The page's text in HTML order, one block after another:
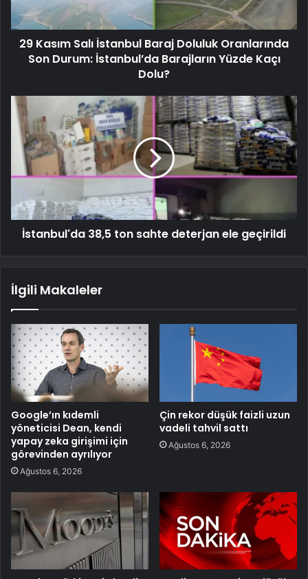
29 Kasım Salı İstanbul Baraj Doluluk Oranlarında
Son Durum: İstanbul’da Barajların Yüzde Kaçı
Dolu?
İstanbul'da 38,5 ton sahte deterjan ele geçirildi
İlgili Makaleler
Google’ın kıdemli
yöneticisi Dean, kendi
yapay zeka girişimi için
görevinden ayrılıyor
Ağustos 6, 2026
Çin rekor düşük faizli uzun
vadeli tahvil sattı
Ağustos 6, 2026